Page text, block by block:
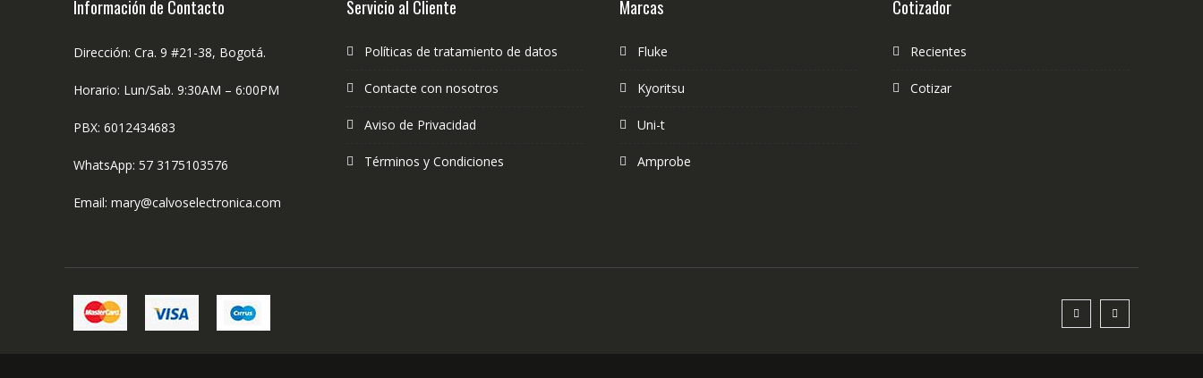
Información de Contacto
Dirección: Cra. 9 #21-38, Bogotá.
Horario: Lun/Sab. 9:30AM – 6:00PM
PBX: 6012434683
WhatsApp: 57 3175103576
Email: mary@calvoselectronica.com
Servicio al Cliente
Políticas de tratamiento de datos
Contacte con nosotros
Aviso de Privacidad
Términos y Condiciones
Marcas
Fluke
Kyoritsu
Uni-t
Amprobe
Cotizador
Recientes
Cotizar